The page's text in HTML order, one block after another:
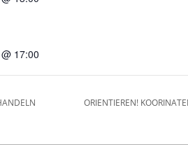
17:00
ORIENTIEREN!